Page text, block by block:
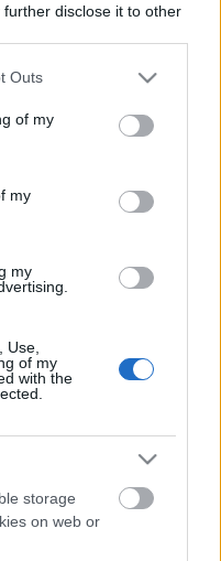
further disclose it to other
one or more Google
You may click to
its third-party tags to
in below Google
Outs
of my
my
my
Use,
of my
with the
storage
on web or
– Cipőre
ös születésű Bódi
hangvételű,
írással
okozott, mégis